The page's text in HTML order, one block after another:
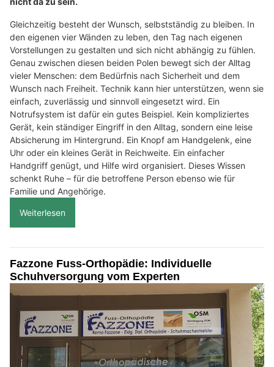
Gleichzeitig besteht der Wunsch, selbstständig zu bleiben. In
den eigenen vier Wänden zu leben, den Tag nach eigenen
Vorstellungen zu gestalten und sich nicht abhängig zu fühlen.
Genau zwischen diesen beiden Polen bewegt sich der Alltag
vieler Menschen: dem Bedürfnis nach Sicherheit und dem
Wunsch nach Freiheit. Technik kann hier unterstützen, wenn sie
einfach, zuverlässig und sinnvoll eingesetzt wird. Ein
Notrufsystem ist dafür ein gutes Beispiel. Kein kompliziertes
Gerät, kein ständiger Eingriff in den Alltag, sondern eine leise
Absicherung im Hintergrund. Ein Knopf am Handgelenk, eine
Uhr oder ein kleines Gerät in Reichweite. Ein einfacher
Handgriff genügt, und Hilfe wird organisiert. Dieses Wissen
schenkt Ruhe – für die betroffene Person ebenso wie für
Familie und Angehörige.
Weiterlesen
Fazzone Fuss-Orthopädie: Individuelle
Schuhversorgung vom Experten